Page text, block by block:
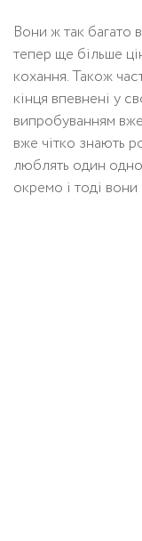
Вони ж так багато
тепер ще більше
кохання. Також
кінця впевнені у
випробуванням
вже чітко знають
люблять один
окремо і тоді